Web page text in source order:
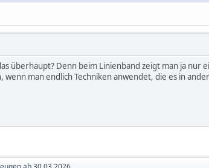
überhaupt? Denn beim Linienband zeigt man ja nur
wenn man endlich Techniken anwendet, die es in